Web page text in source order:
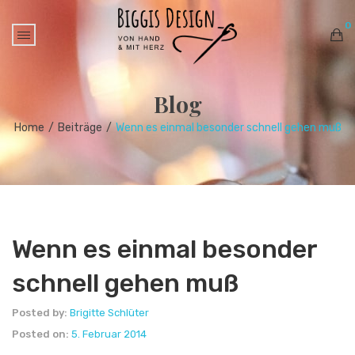
0
Blog
Home / Beiträge / Wenn es einmal besonder schnell gehen muß
Wenn es einmal besonder
schnell gehen muß
Posted by: Brigitte Schlüter
Posted on: 5. Februar 2014